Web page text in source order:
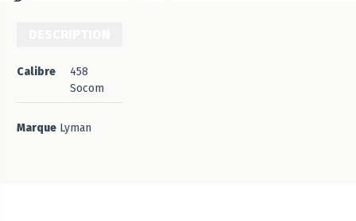
Calibre
458
Socom
Marque Lyman